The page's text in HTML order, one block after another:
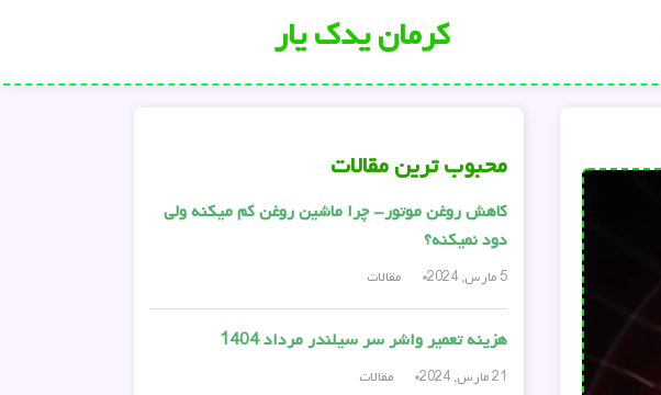
کرمان یدک یار
محبوب ترین مقالات
کاهش روغن موتور- چرا ماشین روغن کم میکنه ولی
دود نمیکنه؟
5 مارس, 2024 مقالات
هزینه تعمیر واشر سر سیلندر مرداد 1404
21 مارس, 2024 مقالات